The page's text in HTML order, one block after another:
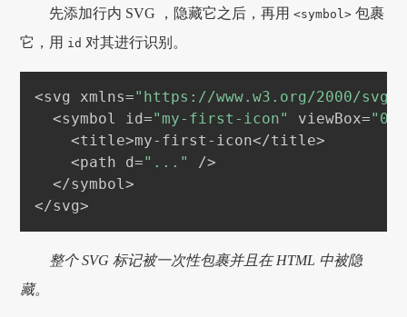
先添加行内 SVG ，隐藏它之后，再用<symbol> 包裹
它，用 id 对其进行识别。
<svg xmlns="https://www.w3.org/2000/svg"
  <symbol id=
"my-first-icon" viewBox="0
    <title>my-first-icon</title>
    <path d=
"..."
/>
  </symbol>
整个 SVG 标记被一次性包裹并且在 HTML 中被隐
藏。